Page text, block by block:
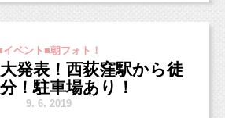
の男の子の七五三は多いみたい
歳の男の子も七五三撮影をした
する方が増えているようで
！！
写真は、
したかと思いますが、
撮影時の衣装選びも楽しいで
ルに使用するとかもできる
ンフォトなんかもいいか
イベント■朝フォト！
発表！西荻窪駅から徒
！駐車場あり！
9. 6. 2019